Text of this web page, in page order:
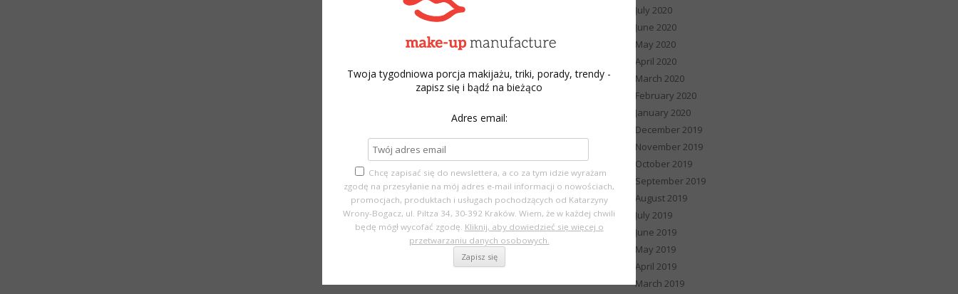
July 2020
June 2020
May 2020
April 2020
March 2020
February 2020
January 2020
December 2019
November 2019
October 2019
September 2019
August 2019
July 2019
June 2019
May 2019
April 2019
March 2019
Twoja tygodniowa porcja makijażu, triki, porady, trendy -
zapisz się i bądź na bieżąco
Adres email:
Chcę zapisać się do newslettera, a co za tym idzie wyrażam
zgodę na przesyłanie na mój adres e-mail informacji o nowościach,
promocjach, produktach i usługach pochodzących od Katarzyny
Wrony-Bogacz, ul. Piltza 34, 30-392 Kraków. Wiem, że w każdej chwili
będę mógł wycofać zgodę. Kliknij, aby dowiedzieć się więcej o
przetwarzaniu danych osobowych.